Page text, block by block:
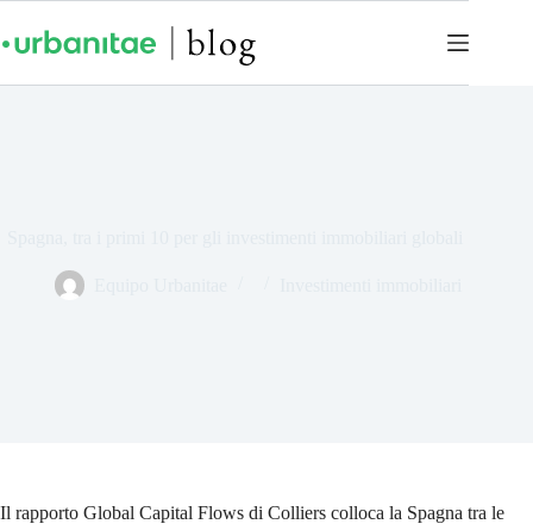
Il rapporto Global Capital Flows di Colliers colloca la Spagna tra le